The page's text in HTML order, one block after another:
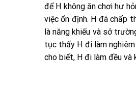
để H không ăn chơi hư
việc ổn định. H đã chấp
là năng khiếu và sở
tục thấy H đi làm
cho biết, H đi làm đều và